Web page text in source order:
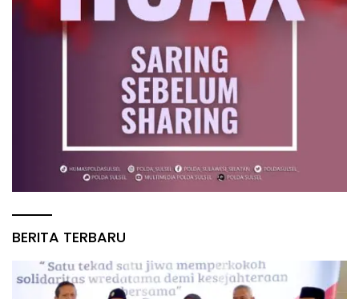
BERITA TERBARU